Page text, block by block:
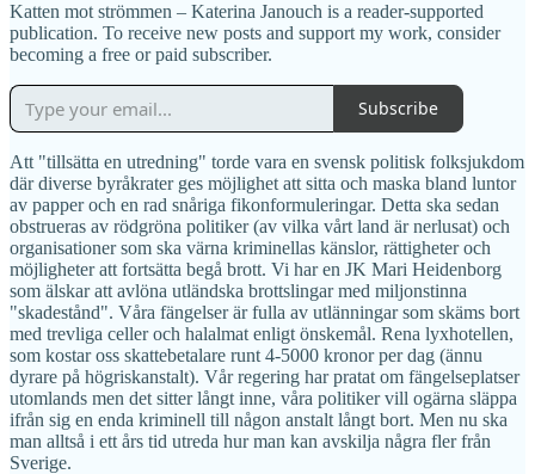
Katten mot strömmen – Katerina Janouch is a reader-supported
publication. To receive new posts and support my work, consider
becoming a free or paid subscriber.
Subscribe
Att "tillsätta en utredning" torde vara en svensk politisk folksjukdom
där diverse byråkrater ges möjlighet att sitta och maska bland luntor
av papper och en rad snåriga fikonformuleringar. Detta ska sedan
obstrueras av rödgröna politiker (av vilka vårt land är nerlusat) och
organisationer som ska värna kriminellas känslor, rättigheter och
möjligheter att fortsätta begå brott. Vi har en JK Mari Heidenborg
som älskar att avlöna utländska brottslingar med miljonstinna
"skadestånd". Våra fängelser är fulla av utlänningar som skäms bort
med trevliga celler och halalmat enligt önskemål. Rena lyxhotellen,
som kostar oss skattebetalare runt 4-5000 kronor per dag (ännu
dyrare på högriskanstalt). Vår regering har pratat om fängelseplatser
utomlands men det sitter långt inne, våra politiker vill ogärna släppa
ifrån sig en enda kriminell till någon anstalt långt bort. Men nu ska
man alltså i ett års tid utreda hur man kan avskilja några fler från
Sverige.